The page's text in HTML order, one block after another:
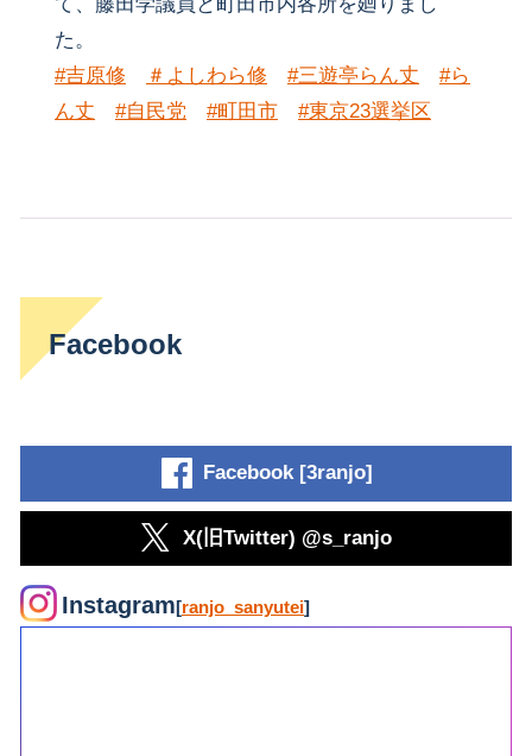
た。
#吉原修
＃よしわら修 #三遊亭らん丈
#ら
ん丈
#自民党 #町田市 #東京23選挙区
Facebook
Facebook [3ranjo]
X(旧Twitter) @s_ranjo
Instagram[ranjo_sanyutei]